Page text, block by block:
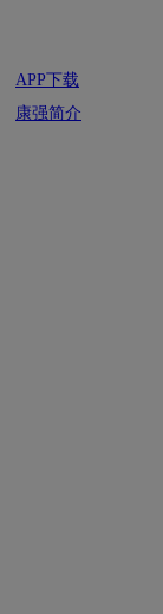
APP下载
康强简介